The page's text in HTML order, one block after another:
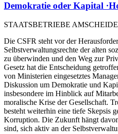
Demokratie oder Kapital
STAATSBETRIEBE
Die CSFR steht vor der
Selbstverwaltungsrechte der alten
zu überwinden und den Weg zur
Gesetz hat die Entscheidung
von Ministerien eingesetztes
Diskussion um Demokratie und
insbesondere im Hinblick auf
moralische Krise der Gesellschaft.
besteht weiterhin eine tiefe Skepsis
Korruption. Die Zukunft hängt
sind, sich aktiv an der